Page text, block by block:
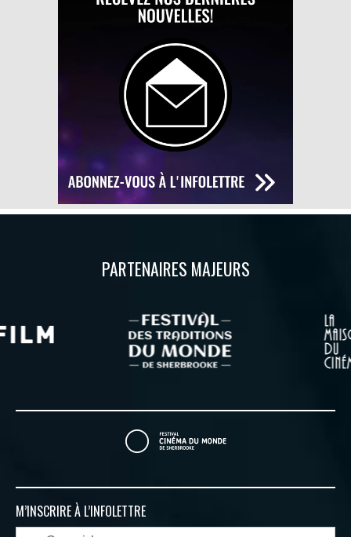
PARTENAIRES MAJEURS
M’INSCRIRE À L’INFOLETTRE